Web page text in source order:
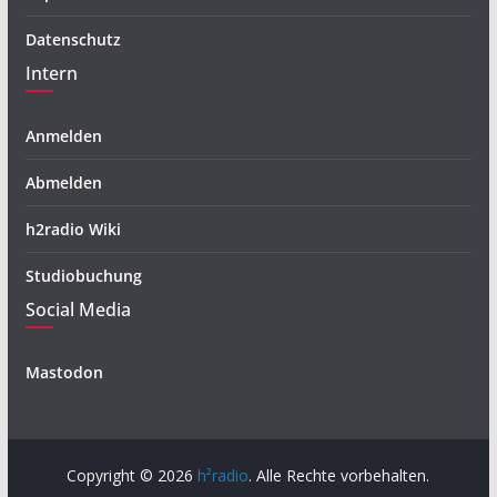
Datenschutz
Intern
Anmelden
Abmelden
h2radio Wiki
Studiobuchung
Social Media
Mastodon
Copyright © 2026 h²radio. Alle Rechte vorbehalten.